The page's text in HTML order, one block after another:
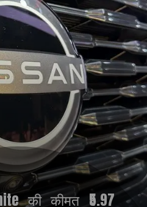
की कीमत ₹5.97